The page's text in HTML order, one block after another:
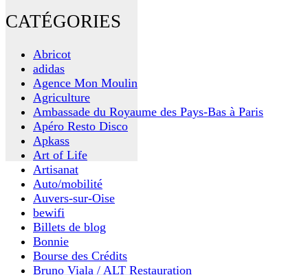
CATÉGORIES
Abricot
adidas
Agence Mon Moulin
Agriculture
Ambassade du Royaume des Pays-Bas à Paris
Apéro Resto Disco
Apkass
Art of Life
Artisanat
Auto/mobilité
Auvers-sur-Oise
bewifi
Billets de blog
Bonnie
Bourse des Crédits
Bruno Viala / ALT Restauration